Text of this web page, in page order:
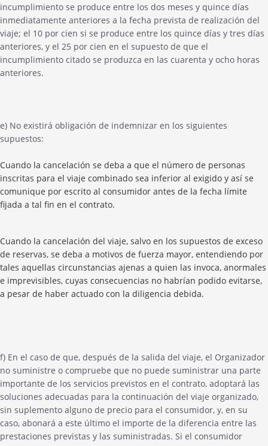
incumplimiento se produce entre los dos meses y quince días
inmediatamente anteriores a la fecha prevista de realización del
viaje; el 10 por cien si se produce entre los quince días y tres días
anteriores, y el 25 por cien en el supuesto de que el
incumplimiento citado se produzca en las cuarenta y ocho horas
anteriores.
e) No existirá obligación de indemnizar en los siguientes
supuestos:
Cuando la cancelación se deba a que el número de personas
inscritas para el viaje combinado sea inferior al exigido y así se
comunique por escrito al consumidor antes de la fecha límite
fijada a tal fin en el contrato.
Cuando la cancelación del viaje, salvo en los supuestos de exceso
de reservas, se deba a motivos de fuerza mayor, entendiendo por
tales aquellas circunstancias ajenas a quien las invoca, anormales
e imprevisibles, cuyas consecuencias no habrían podido evitarse,
a pesar de haber actuado con la diligencia debida.
f) En el caso de que, después de la salida del viaje, el Organizador
no suministre o compruebe que no puede suministrar una parte
importante de los servicios previstos en el contrato, adoptará las
soluciones adecuadas para la continuación del viaje organizado,
sin suplemento alguno de precio para el consumidor, y, en su
caso, abonará a este último el importe de la diferencia entre las
prestaciones previstas y las suministradas. Si el consumidor